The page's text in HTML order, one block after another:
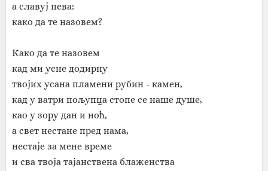
а славуј пева:
како да те назовем?
Како да те назовем
кад ми усне додирну
твојих усана пламени рубин - камен,
кад у ватри пољупца стопе се наше душе,
као у зору дан и ноћ,
а свет нестане пред нама,
нестаје за мене време
и сва твоја тајанствена блаженства